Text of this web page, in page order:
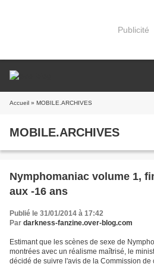
Publicité
Accueil » MOBILE.ARCHIVES
MOBILE.ARCHIVES
Nymphomaniac volume 1,
aux -16 ans
Publié le 31/01/2014 à 17:42
Par darkness-fanzine.over-blog.com
Estimant que les scènes de sexe de
montrées avec un réalisme maîtrisé, le
décidé de suivre l'avis de la Commission